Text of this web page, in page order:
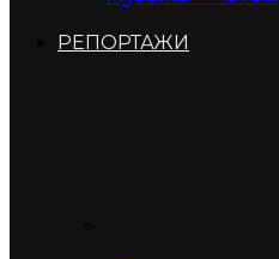
РЕПОРТАЖИ